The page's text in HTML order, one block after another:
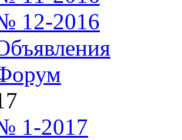
12-2016
1-2017